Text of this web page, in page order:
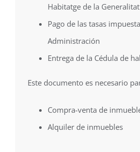
Habitatge de la Generalitat
Pago de las tasas
Administración
Entrega de la Cédula de
Este documento es necesario
Compra-venta de
Alquiler de inmuebles